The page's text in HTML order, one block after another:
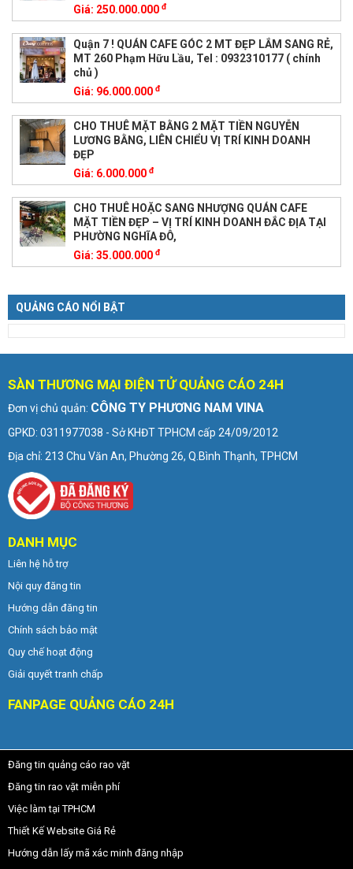
Giá: 250.000.000 đ
Quận 7 ! QUÁN CAFE GÓC 2 MT ĐẸP LẮM SANG RẺ,
MT 260 Phạm Hữu Lầu, Tel : 0932310177 ( chính
chủ )
Giá: 96.000.000 đ
CHO THUÊ MẶT BẰNG 2 MẶT TIỀN NGUYỄN
LƯƠNG BẰNG, LIÊN CHIỂU VỊ TRÍ KINH DOANH
ĐẸP
Giá: 6.000.000 đ
CHO THUÊ HOẶC SANG NHƯỢNG QUÁN CAFE
MẶT TIỀN ĐẸP – VỊ TRÍ KINH DOANH ĐẮC ĐỊA TẠI
PHƯỜNG NGHĨA ĐÔ,
Giá: 35.000.000 đ
QUẢNG CÁO NỔI BẬT
SÀN THƯƠNG MẠI ĐIỆN TỬ QUẢNG CÁO 24H
Đơn vị chủ quản: CÔNG TY PHƯƠNG NAM VINA
GPKD: 0311977038 - Sở KHĐT TPHCM cấp 24/09/2012
Địa chỉ: 213 Chu Văn An, Phường 26, Q.Bình Thạnh, TPHCM
DANH MỤC
Liên hệ hỗ trợ
Nội quy đăng tin
Hướng dẫn đăng tin
Chính sách bảo mật
Quy chế hoạt động
Giải quyết tranh chấp
FANPAGE QUẢNG CÁO 24H
Đăng tin quảng cáo rao vặt
Đăng tin rao vặt miễn phí
Việc làm tại TPHCM
Thiết Kế Website Giá Rẻ
Hướng dẫn lấy mã xác minh đăng nhập